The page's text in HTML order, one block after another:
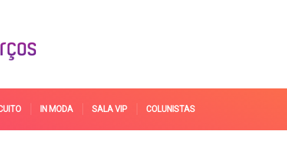
IN MODA SALA VIP COLUNISTAS